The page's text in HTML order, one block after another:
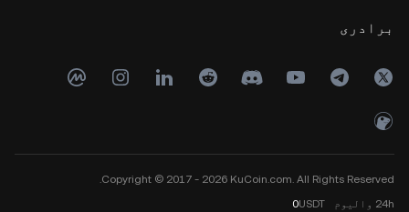
برادری
Copyright © 2017 - 2026 KuCoin.com. All Rights Reserved.
24h والیوم 0USDT